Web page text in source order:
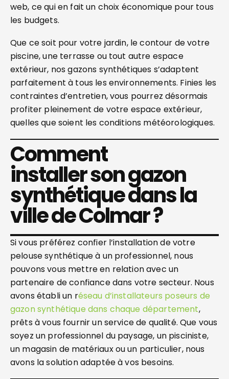
web, ce qui en fait un choix économique pour tous
les budgets.
Que ce soit pour votre jardin, le contour de votre
piscine, une terrasse ou tout autre espace
extérieur, nos gazons synthétiques s’adaptent
parfaitement à tous les environnements. Finies les
contraintes d’entretien, vous pourrez désormais
profiter pleinement de votre espace extérieur,
quelles que soient les conditions météorologiques.
Comment
installer son gazon
synthétique dans la
ville de Colmar ?
Si vous préférez confier l’installation de votre
pelouse synthétique à un professionnel, nous
pouvons vous mettre en relation avec un
partenaire de confiance dans votre secteur. Nous
avons établi un réseau d’installateurs poseurs de
gazon synthétique dans chaque département,
prêts à vous fournir un service de qualité. Que vous
soyez un professionnel du paysage, un pisciniste,
un magasin de matériaux ou un particulier, nous
avons la solution adaptée à vos besoins.